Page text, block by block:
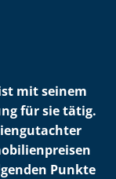
mit seinem
für sie tätig.
Punkte